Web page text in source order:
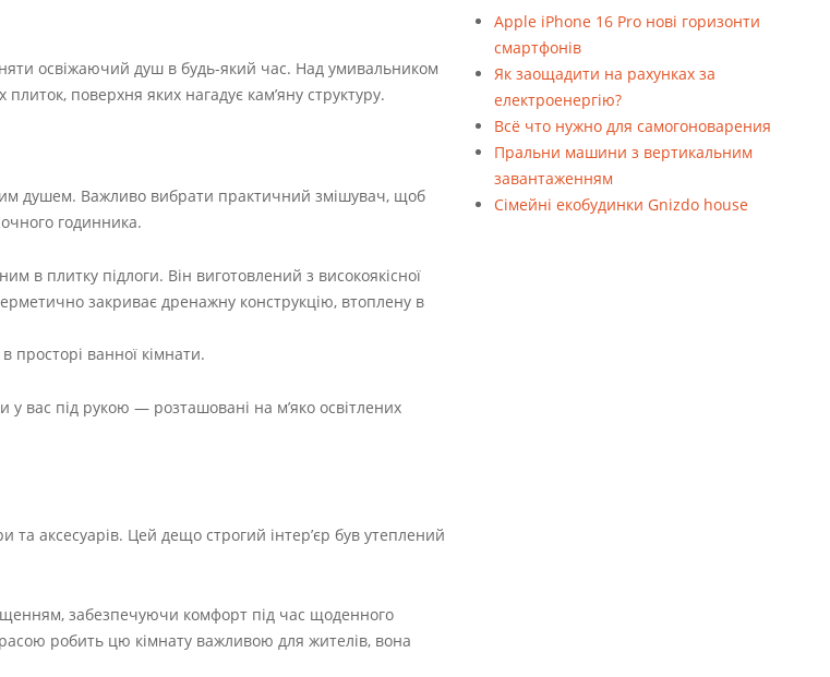
освіжаючий душ в будь-який час. Над умивальником
поверхня яких нагадує кам’яну структуру.
душем. Важливо вибрати практичний змішувач, щоб
годинника.
в плитку підлоги. Він виготовлений з високоякісної
закриває дренажну конструкцію, втоплену в
просторі ванної кімнати.
у вас під рукою — розташовані на м’яко освітлених
та аксесуарів. Цей дещо строгий інтер’єр був утеплений
забезпечуючи комфорт під час щоденного
робить цю кімнату важливою для жителів, вона
Apple iPhone 16 Pro нові горизонти
смартфонів
Як заощадити на рахунках за
електроенергію?
Всё что нужно для самогоноварения
Пральни машини з вертикальним
завантаженням
Cімейні екобудинки Gnizdo house